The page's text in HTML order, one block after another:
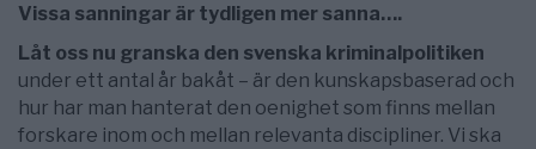
Vissa sanningar är tydligen mer sanna….
Låt oss nu granska den svenska kriminalpolitiken
under ett antal år bakåt – är den kunskaps­baserad och
hur har man hanterat den oenighet som finns mellan
forskare inom och mellan relevanta discipliner. Vi ska